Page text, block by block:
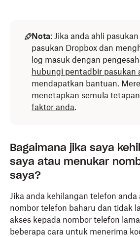
Nota: Jika anda ahli
pasukan Dropbox dan
log masuk dengan
hubungi pentadbir pasukan
mendapatkan bantuan.
menetapkan semula
faktor anda.
Bagaimana jika saya
saya atau menukar
saya?
Jika anda kehilangan telefon
nombor telefon baharu dan tidak
akses kepada nombor telefon
beberapa cara untuk menerima